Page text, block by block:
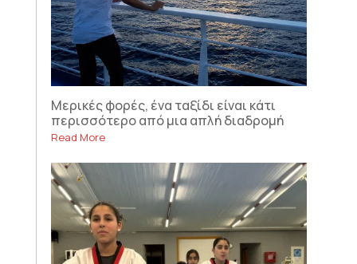
Μερικές φορές, ένα ταξίδι είναι κάτι
περισσότερο από μια απλή διαδρομή
Read More